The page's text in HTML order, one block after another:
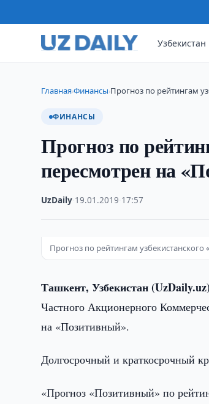
Узбекистан
Главная›Финансы›Прогноз по рейтингам
ФИНАНСЫ
Прогноз по
пересмотрен на
UzDaily 19.01.2019 17:57
Прогноз по рейтингам
Ташкент, Узбекистан
Частного Акционерного
на «Позитивный».
Долгосрочный и краткосрочный
«Прогноз «Позитивный» по